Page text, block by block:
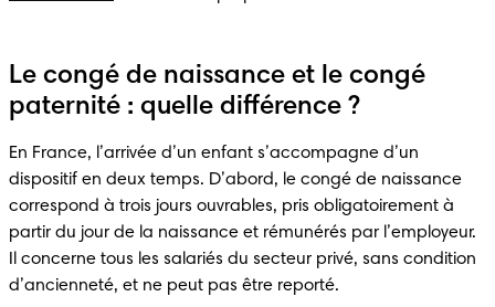
Le congé de naissance et le congé
paternité : quelle différence ?
En France, l’arrivée d’un enfant s’accompagne d’un
dispositif en deux temps. D’abord, le congé de naissance
correspond à trois jours ouvrables, pris obligatoirement à
partir du jour de la naissance et rémunérés par l’employeur.
Il concerne tous les salariés du secteur privé, sans condition
d’ancienneté, et ne peut pas être reporté.